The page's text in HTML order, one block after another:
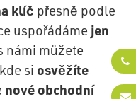
klíč přesně podle
uspořádáme jen
námi můžete
si osvěžíte
nové obchodní